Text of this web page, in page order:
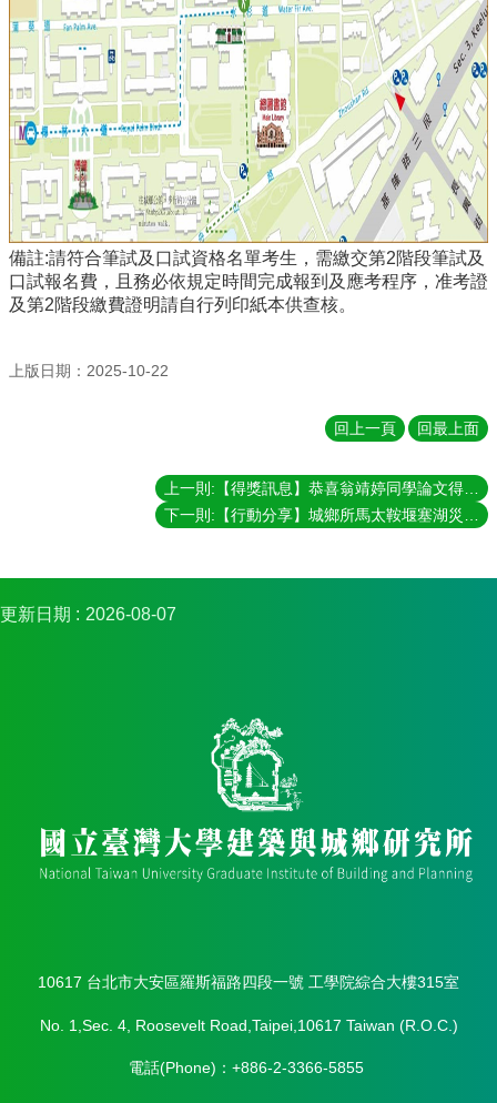
備註:請符合筆試及口試資格名單考生，需繳交第2階段筆試及
口試報名費，且務必依規定時間完成報到及應考程序，准考證
及第2階段繳費證明請自行列印紙本供查核。
上版日期：2025-10-22
回上一頁 回最上面
更新日期 2026-08-07
10617 台北市大安區羅斯福路四段一號 工學院綜合大樓315室
No. 1,Sec. 4, Roosevelt Road,Taipei,10617 Taiwan (R.O.C.)
電話(Phone)：+886-2-3366-5855